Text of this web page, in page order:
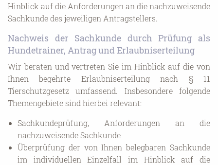
Hinblick auf die Anforderungen an die nachzuweisende
Sachkunde des jeweiligen Antragstellers.
Nachweis der Sachkunde durch Prüfung als
Hundetrainer, Antrag und Erlaubniserteilung
Wir beraten und vertreten Sie im Hinblick auf die von
Ihnen begehrte Erlaubniserteilung nach § 11
Tierschutzgesetz umfassend. Insbesondere folgende
Themengebiete sind hierbei relevant:
Sachkundeprüfung, Anforderungen an die
nachzuweisende Sachkunde
Überprüfung der von Ihnen belegbaren Sachkunde
im individuellen Einzelfall im Hinblick auf die